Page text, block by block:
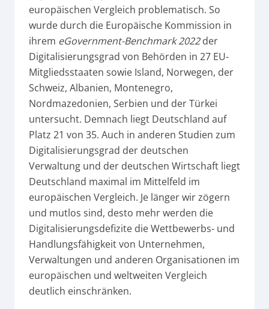
europäischen Vergleich problematisch. So
wurde durch die Europäische Kommission in
ihrem eGovernment-Benchmark 2022der
Digitalisierungsgrad von Behörden in 27 EU-
Mitgliedsstaaten sowie Island, Norwegen, der
Schweiz, Albanien, Montenegro,
Nordmazedonien, Serbien und der Türkei
untersucht. Demnach liegt Deutschland auf
Platz 21 von 35. Auch in anderen Studien zum
Digitalisierungsgrad der deutschen
Verwaltung und der deutschen Wirtschaft liegt
Deutschland maximal im Mittelfeld im
europäischen Vergleich. Je länger wir zögern
und mutlos sind, desto mehr werden die
Digitalisierungsdefizite die Wettbewerbs- und
Handlungsfähigkeit von Unternehmen,
Verwaltungen und anderen Organisationen im
europäischen und weltweiten Vergleich
deutlich einschränken.